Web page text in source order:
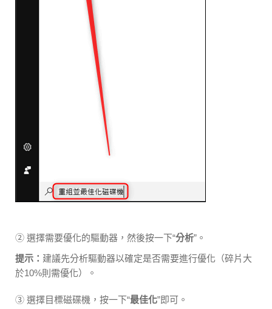
② 選擇需要優化的驅動器，然後按一下“分析”。
提示： 建議先分析驅動器以確定是否需要進行優化（碎片大
於10%則需優化）。
③ 選擇目標磁碟機，按一下“最佳化”即可。